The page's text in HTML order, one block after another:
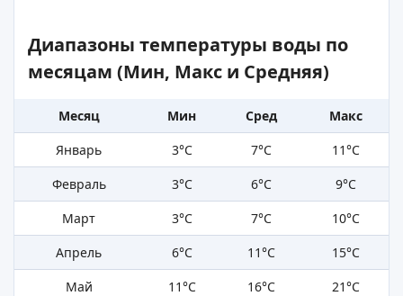
Диапазоны температуры воды по
месяцам (Мин, Макс и Средняя)
Месяц Мин Сред
Макс
Январь
3°C 7°C
11°C
Февраль
3°C 6°C
9°C
Март
3°C 7°C
10°C
Апрель
6°C 11°C
15°C
Май
11°C 16°C
21°C